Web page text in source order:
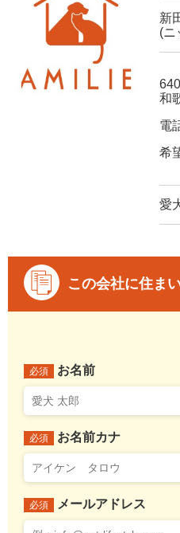
新
(
和
電
希
愛
この会社に住ま
必須 お名前
必須 お名前カナ
必須 メールアドレス